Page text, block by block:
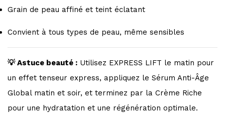
Grain de peau affiné et teint éclatant
Convient à tous types de peau, même sensibles
💡 Astuce beauté : Utilisez EXPRESS LIFT le matin pour
un effet tenseur express, appliquez le Sérum Anti-Âge
Global matin et soir, et terminez par la Crème Riche
pour une hydratation et une régénération optimale.